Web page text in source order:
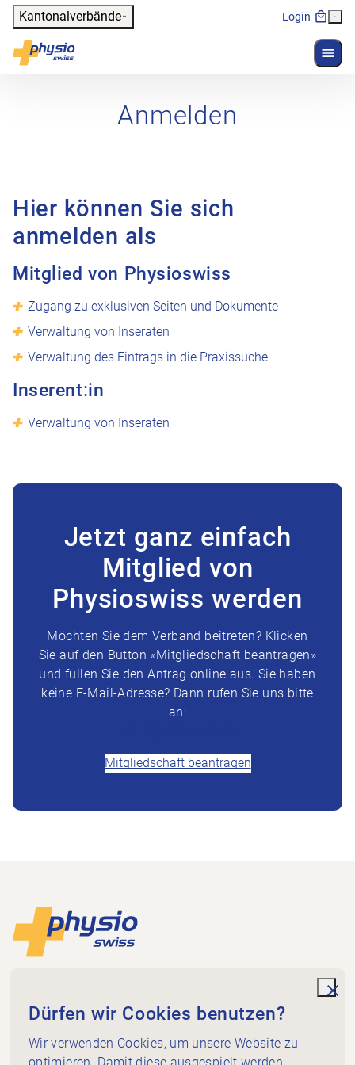
Header
Kantonalverbände Login
Physioswiss
Hauptnavigation
Anmelden
Hier können Sie sich
anmelden als
Mitglied von Physioswiss
Zugang zu exklusiven Seiten und Dokumente
Verwaltung von Inseraten
Verwaltung des Eintrags in die Praxissuche
Inserent:in
Verwaltung von Inseraten
Jetzt ganz einfach
Mitglied von
Physioswiss werden
Möchten Sie dem Verband beitreten? Klicken
Sie auf den Button «Mitgliedschaft beantragen»
und füllen Sie den Antrag online aus. Sie haben
keine E-Mail-Adresse? Dann rufen Sie uns bitte
an:
Mitgliedschaft beantragen
Footer
Dammweg 3
3013 Bern
+41 58 255 36 00
info@physioswiss.ch
Dürfen wir Cookies benutzen?
Wir verwenden Cookies, um unsere Website zu